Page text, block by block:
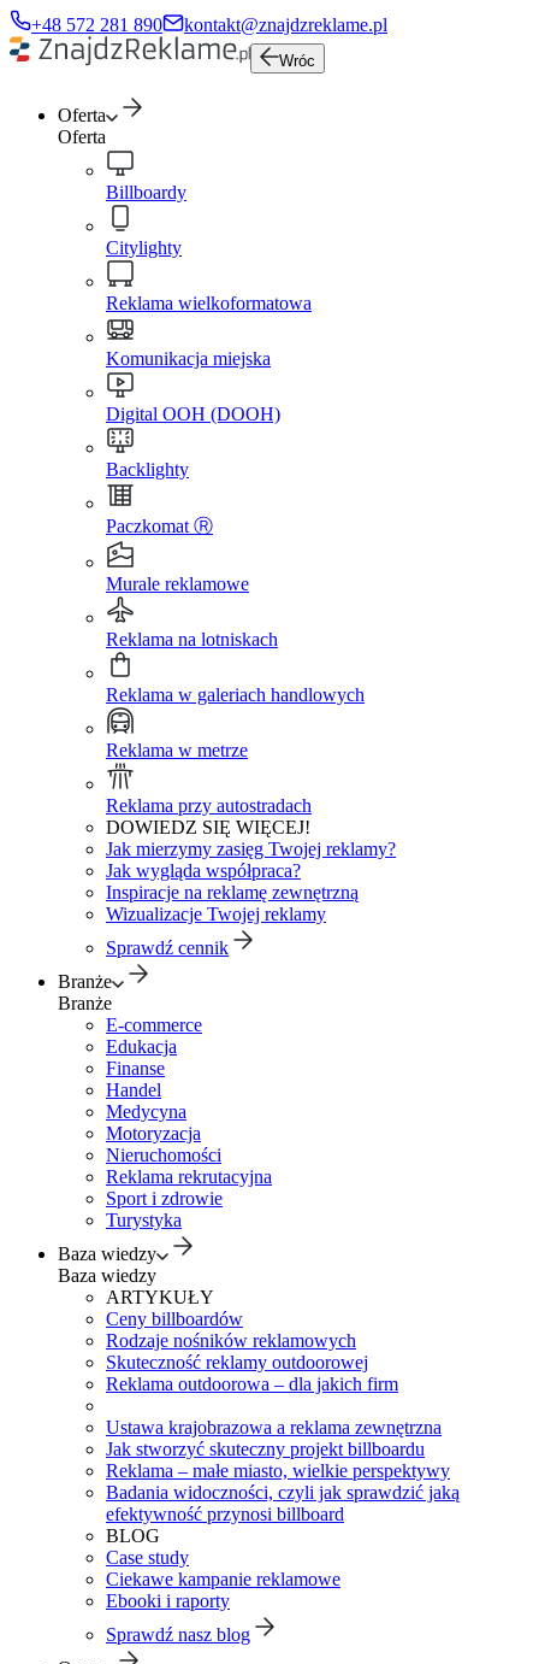
+48 572 281 890 kontakt@znajdzreklame.pl
Wróc
Oferta
Oferta
Billboardy
Citylighty
Reklama wielkoformatowa
Komunikacja miejska
Digital OOH (DOOH)
Backlighty
Paczkomat Ⓡ
Murale reklamowe
Reklama na lotniskach
Reklama w galeriach handlowych
Reklama w metrze
Reklama przy autostradach
DOWIEDZ SIĘ WIĘCEJ!
Jak mierzymy zasięg Twojej reklamy?
Jak wygląda współpraca?
Inspiracje na reklamę zewnętrzną
Wizualizacje Twojej reklamy
Sprawdź cennik
Branże
Branże
E-commerce
Edukacja
Finanse
Handel
Medycyna
Motoryzacja
Nieruchomości
Reklama rekrutacyjna
Sport i zdrowie
Turystyka
Baza wiedzy
Baza wiedzy
ARTYKUŁY
Ceny billboardów
Rodzaje nośników reklamowych
Skuteczność reklamy outdoorowej
Reklama outdoorowa – dla jakich firm
Ustawa krajobrazowa a reklama zewnętrzna
Jak stworzyć skuteczny projekt billboardu
Reklama – małe miasto, wielkie perspektywy
Badania widoczności, czyli jak sprawdzić jaką
efektywność przynosi billboard
BLOG
Case study
Ciekawe kampanie reklamowe
Ebooki i raporty
Sprawdź nasz blog